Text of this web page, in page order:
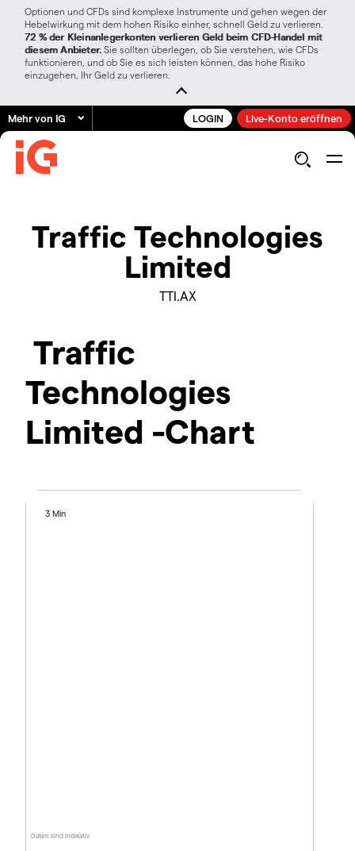
Optionen und CFDs sind komplexe Instrumente und gehen wegen der
Hebelwirkung mit dem hohen Risiko einher, schnell Geld zu verlieren.
72 % der Kleinanlegerkonten verlieren Geld beim CFD-Handel mit
diesem Anbieter. Sie sollten überlegen, ob Sie verstehen, wie CFDs
funktionieren, und ob Sie es sich leisten können, das hohe Risiko
einzugehen, Ihr Geld zu verlieren.
Mehr von IG LOGIN Live-Konto eröffnen
Traffic Technologies
Limited
TTI.AX
Traffic
Technologies
Limited -Chart
Daten sind indikativ
3 Min